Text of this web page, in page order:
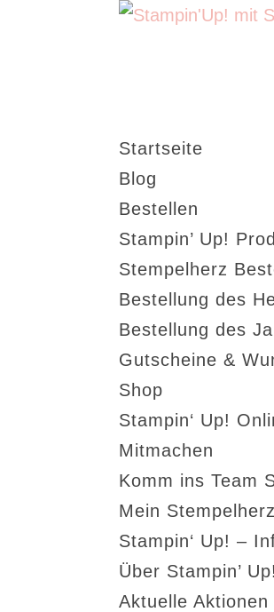
Startseite
Blog
Bestellen
Stampin’ Up!
Stempelherz
Bestellung des
Bestellung des
Gutscheine &
Shop
Stampin‘ Up!
Mitmachen
Komm ins Team
Mein
Stampin‘ Up! –
Über Stampin’ Up!
Aktuelle Aktionen